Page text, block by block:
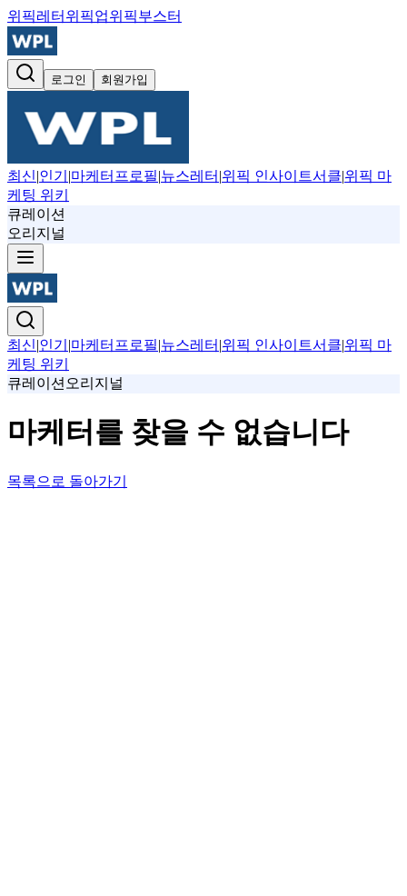
위픽레터 위픽업위픽부스터
로그인 회원가입
최신|인기 |마케터프로필|뉴스레터 |위픽 인사이트서클|위픽 마
케팅 위키
큐레이션
오리지널
최신|인기 |마케터프로필|뉴스레터 |위픽 인사이트서클|위픽 마
케팅 위키
큐레이션 오리지널
마케터를 찾을 수 없습니다
목록으로 돌아가기